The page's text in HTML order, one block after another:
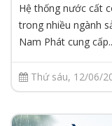
Hệ thống nước cất
trong nhiều ngành
Nam Phát cung
Thứ sáu, 12/06/